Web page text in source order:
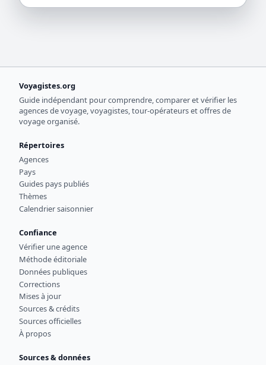
Voyagistes.org
Guide indépendant pour comprendre, comparer et vérifier les
agences de voyage, voyagistes, tour-opérateurs et offres de
voyage organisé.
Répertoires
Agences
Pays
Guides pays publiés
Thèmes
Calendrier saisonnier
Confiance
Vérifier une agence
Méthode éditoriale
Données publiques
Corrections
Mises à jour
Sources & crédits
Sources officielles
À propos
Sources & données